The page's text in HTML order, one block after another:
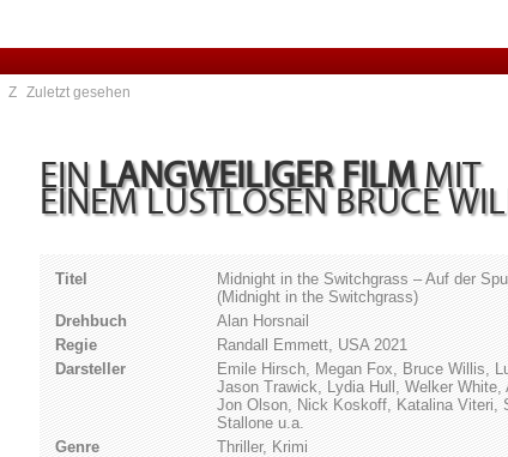
Z Zuletzt gesehen
EIN LANGWEILIGER FILMMIT
EINEM LUSTLOSEN BRUCE
Titel
Midnight in the Switchgrass – Auf der
(Midnight in the Switchgrass)
Drehbuch
Alan Horsnail
Regie
Randall Emmett, USA 2021
Darsteller
Emile Hirsch, Megan Fox, Bruce Willis,
Jason Trawick, Lydia Hull, Welker
Jon Olson, Nick Koskoff, Katalina Viteri,
Stallone u.a.
Genre
Thriller, Krimi